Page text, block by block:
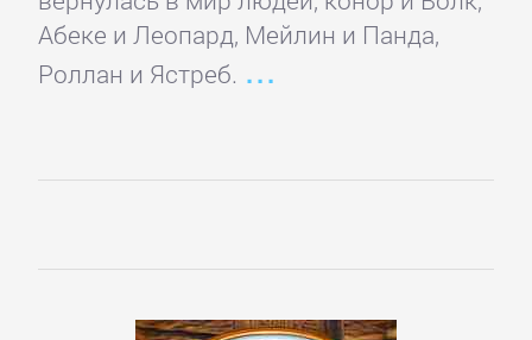
Абеке и Леопард, Мейлин и Панда,
Роллан и Ястреб.
право
Языкознание
ПОВЕСТИ
РАССКАЗЫ